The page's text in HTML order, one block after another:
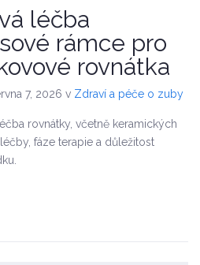
léčba
rámce pro
rovnátka
7, 2026 v Zdraví a péče o zuby
rovnátky, včetně keramických
fáze terapie a důležitost